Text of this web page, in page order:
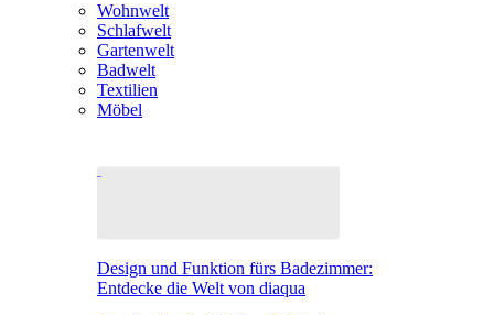
Wohnwelt
Schlafwelt
Gartenwelt
Badwelt
Textilien
Möbel
Design und Funktion fürs Badezimmer:
Entdecke die Welt von diaqua